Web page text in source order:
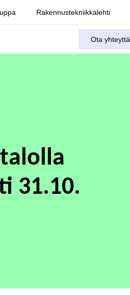
Rakennustekniikkalehti
Ota yhteyttä
31.10.